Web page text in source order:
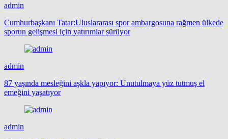
admin
Cumhurbaşkanı Tatar:Uluslararası spor ambargosuna rağmen ülkede
sporun gelişmesi için yatırımlar sürüyor
admin
87 yaşında mesleğini aşkla yapıyor: Unutulmaya yüz tutmuş el
emeğini yaşatıyor
admin